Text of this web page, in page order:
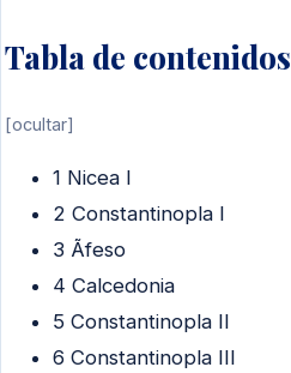
Tabla de contenidos
[ocultar]
1 Nicea I
2 Constantinopla I
3 Ãfeso
4 Calcedonia
5 Constantinopla II
6 Constantinopla III